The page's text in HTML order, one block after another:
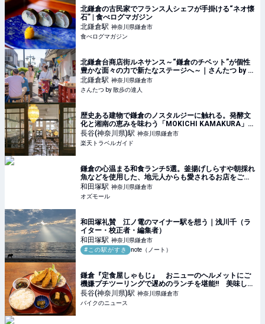
北鎌倉の古民家でフランス人シェフが手掛ける“ネオ懐
石” | 食べログマガジン
北鎌倉駅 神奈川県鎌倉市
食べログマガジン
北鎌倉台商店街ルネサンス～“鎌倉のチベット”が個性
豊かな面々の力で新たなステージへ～｜さんたつ by 散
歩の達人
北鎌倉駅 神奈川県鎌倉市
さんたつ by 散歩の達人
歴史ある建物で鎌倉のノスタルジーに触れる。発酵文
化と湘南の恵みを味わう「MOKICHI KAMAKURA」
【楽天トラベル】
長谷(神奈川県)駅 神奈川県鎌倉市
楽天トラベルガイド
鎌倉の心温まる和食ランチ5選。釜揚げしらすや朝採れ
魚などを使用した、地元人からも愛されるお店をご紹
介 - OZmall
和田塚駅 神奈川県鎌倉市
オズモール
和田塚礼賛 江ノ電のマイナー駅を想う｜浅川千（ラ
イター・校正者・編集者）
和田塚駅 神奈川県鎌倉市
#この駅がすき
note（ノート）
鎌倉『定食屋しゃもじ』 おニューのヘルメットにご
機嫌プチツーリングで遅めのランチを堪能!! 美味しい
アジフライを求めて走る旅
長谷(神奈川県)駅 神奈川県鎌倉市
バイクのニュース